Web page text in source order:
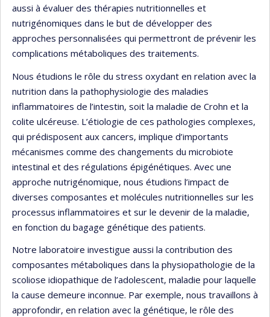
aussi à évaluer des thérapies nutritionnelles et
nutrigénomiques dans le but de développer des
approches personnalisées qui permettront de prévenir les
complications métaboliques des traitements.
Nous étudions le rôle du stress oxydant en relation avec la
nutrition dans la pathophysiologie des maladies
inflammatoires de l’intestin, soit la maladie de Crohn et la
colite ulcéreuse. L’étiologie de ces pathologies complexes,
qui prédisposent aux cancers, implique d’importants
mécanismes comme des changements du microbiote
intestinal et des régulations épigénétiques. Avec une
approche nutrigénomique, nous étudions l’impact de
diverses composantes et molécules nutritionnelles sur les
processus inflammatoires et sur le devenir de la maladie,
en fonction du bagage génétique des patients.
Notre laboratoire investigue aussi la contribution des
composantes métaboliques dans la physiopathologie de la
scoliose idiopathique de l’adolescent, maladie pour laquelle
la cause demeure inconnue. Par exemple, nous travaillons à
approfondir, en relation avec la génétique, le rôle des